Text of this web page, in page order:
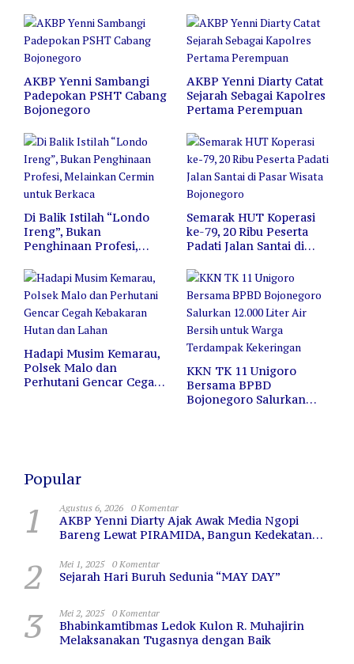
AKBP Yenni Sambangi
Padepokan PSHT Cabang
Bojonegoro
AKBP Yenni Diarty Catat
Sejarah Sebagai Kapolres
Pertama Perempuan
Di Balik Istilah “Londo
Ireng”, Bukan
Penghinaan Profesi,
Berkaca
Semarak HUT Koperasi
ke-79, 20 Ribu Peserta
Padati Jalan Santai di
Hadapi Musim Kemarau,
Polsek Malo dan
Perhutani Gencar Cegah
KKN TK 11 Unigoro
Bersama BPBD
Bojonegoro Salurkan
Popular
1 Agustus 6, 2026 0 Komentar
AKBP Yenni Diarty Ajak Awak Media Ngopi
Bareng Lewat PIRAMIDA, Bangun Kedekatan
2 Mei 1, 2025 0 Komentar
Sejarah Hari Buruh Sedunia “MAY DAY”
3 Mei 2, 2025 0 Komentar
Bhabinkamtibmas Ledok Kulon R. Muhajirin
Melaksanakan Tugasnya dengan Baik